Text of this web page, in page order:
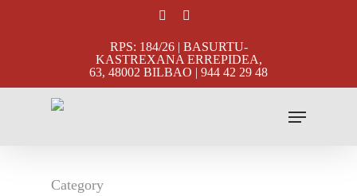
RPS: 184/26 | BASURTU-
KASTREXANA ERREPIDEA,
63, 48002 BILBAO | 944 42 29 48
Menu
Category